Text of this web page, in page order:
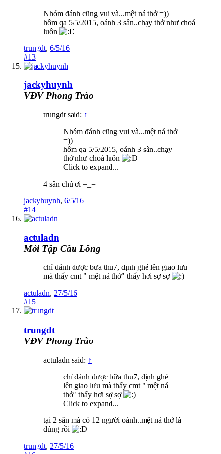
Nhóm đánh cũng vui và...mệt ná thở =))
hôm qa 5/5/2015, oánh 3 sân..chạy thở như choá
luôn
trungdt, 6/5/16
#13
jackyhuynh
VĐV Phong Trào
trungdt said: ↑
Nhóm đánh cũng vui và...mệt ná thở
=))
hôm qa 5/5/2015, oánh 3 sân..chạy
thở như choá luôn
Click to expand...
4 sân chú ơi =_=
jackyhuynh, 6/5/16
#14
actuladn
Mới Tập Cầu Lông
chỉ đánh được bữa thu7, định ghé lên giao lưu
mà thấy cmt " mệt ná thở" thấy hơi sợ sợ
actuladn, 27/5/16
#15
trungdt
VĐV Phong Trào
actuladn said: ↑
chỉ đánh được bữa thu7, định ghé
lên giao lưu mà thấy cmt " mệt ná
thở" thấy hơi sợ sợ
Click to expand...
tại 2 sân mà có 12 người oánh..mệt ná thở là
đúng rồi
trungdt, 27/5/16